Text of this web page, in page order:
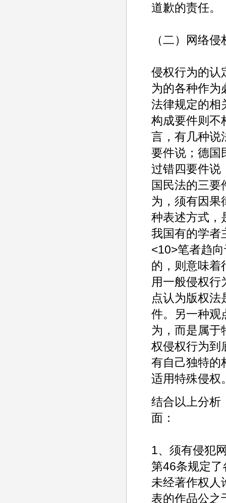
道歉的责任。
（二）网络
侵权行为的认
为的各种作为
法律规定的相
构成要件则不
言，有几种说
要件说；德国
过错四要件说
国民法的三要
为，须有因果
种表述方式，
我国有的学者
<10>笔者趋
的，则意味着
用一般侵权行
点认为版权法
件。另一种观
为，而是属于
权侵权行为到
有自己独特的
适用特殊侵权
结合以上分析
面：
1、须有侵犯
第46条规定
未经著作权人
表的作品公之